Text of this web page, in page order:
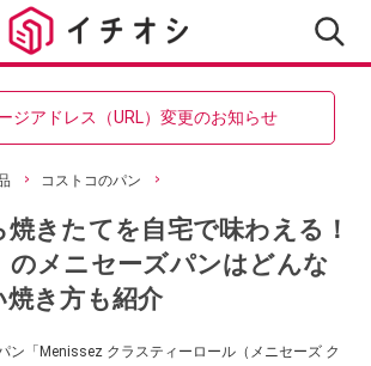
ジアドレス（URL）変更のお知らせ
コストコのパン
きたてを自宅で味わえる！
のメニセーズパンはどんな
き方も紹介
ン「Menissez クラスティーロール（メニセーズ ク